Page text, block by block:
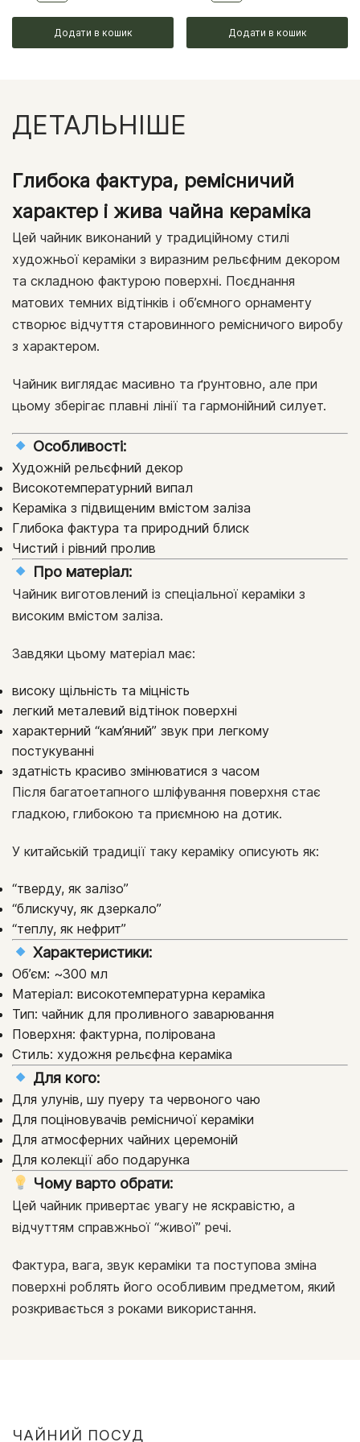
Додати в кошик Додати в кошик
ДЕТАЛЬНІШЕ
Глибока фактура, ремісничий
характер і жива чайна кераміка
Цей чайник виконаний у традиційному стилі
художньої кераміки з виразним рельєфним декором
та складною фактурою поверхні. Поєднання
матових темних відтінків і об’ємного орнаменту
створює відчуття старовинного ремісничого виробу
з характером.
Чайник виглядає масивно та ґрунтовно, але при
цьому зберігає плавні лінії та гармонійний силует.
Особливості:
Художній рельєфний декор
Високотемпературний випал
Кераміка з підвищеним вмістом заліза
Глибока фактура та природний блиск
Чистий і рівний пролив
Про матеріал:
Чайник виготовлений із спеціальної кераміки з
високим вмістом заліза.
Завдяки цьому матеріал має:
високу щільність та міцність
легкий металевий відтінок поверхні
характерний “кам’яний” звук при легкому
постукуванні
здатність красиво змінюватися з часом
Після багатоетапного шліфування поверхня стає
гладкою, глибокою та приємною на дотик.
У китайській традиції таку кераміку описують як:
“тверду, як залізо”
“блискучу, як дзеркало”
“теплу, як нефрит”
Характеристики:
Об’єм: ~300 мл
Матеріал: високотемпературна кераміка
Тип: чайник для проливного заварювання
Поверхня: фактурна, полірована
Стиль: художня рельєфна кераміка
Для кого:
Для улунів, шу пуеру та червоного чаю
Для поціновувачів ремісничої кераміки
Для атмосферних чайних церемоній
Для колекції або подарунка
Чому варто обрати:
Цей чайник привертає увагу не яскравістю, а
відчуттям справжньої “живої” речі.
Фактура, вага, звук кераміки та поступова зміна
поверхні роблять його особливим предметом, який
розкривається з роками використання.
ЧАЙНИЙ ПОСУД